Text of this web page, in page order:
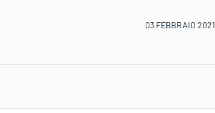
03 FEBBRAIO 2021